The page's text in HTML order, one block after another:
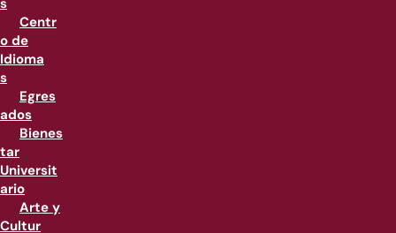
s
Centr
o de
Idioma
s
Egres
ados
Bienes
tar
Universit
ario
Arte y
Cultur